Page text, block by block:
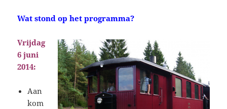
Wat stond op het programma?
Vrijdag
6 juni
2014:
Aan
kom